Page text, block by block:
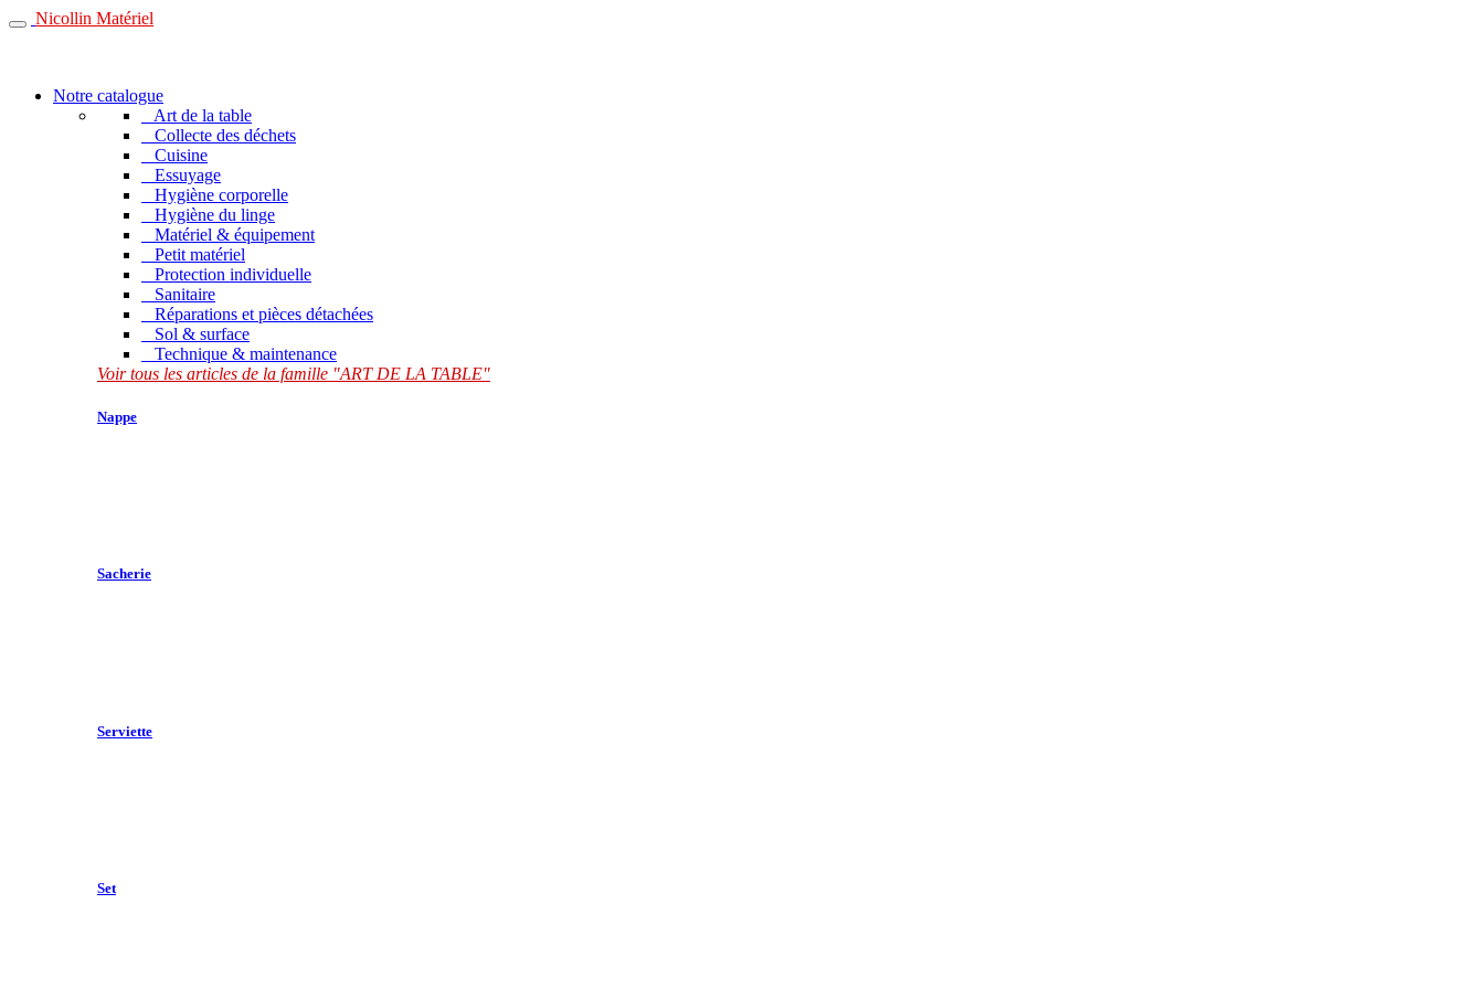
Nicollin Matériel
Notre catalogue
Art de la table
Collecte des déchets
Cuisine
Essuyage
Hygiène corporelle
Hygiène du linge
Matériel & équipement
Petit matériel
Protection individuelle
Sanitaire
Réparations et pièces détachées
Sol & surface
Technique & maintenance
Voir tous les articles de la famille "ART DE LA TABLE"
Nappe
Sacherie
Serviette
Set